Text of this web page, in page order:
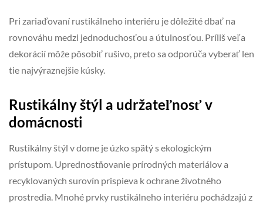
Pri zariaďovaní rustikálneho interiéru je dôležité dbať na
rovnováhu medzi jednoduchosťou a útulnosťou. Príliš veľa
dekorácií môže pôsobiť rušivo, preto sa odporúča vyberať len
tie najvýraznejšie kúsky.
Rustikálny štýl a udržateľnosť v
domácnosti
Rustikálny štýl v dome je úzko spätý s ekologickým
prístupom. Uprednostňovanie prírodných materiálov a
recyklovaných surovín prispieva k ochrane životného
prostredia. Mnohé prvky rustikálneho interiéru pochádzajú z